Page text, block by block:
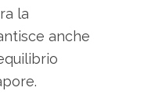
la
anche